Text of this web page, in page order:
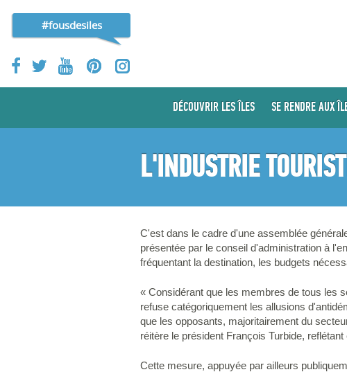
#fousdesiles
DÉCOUVRIR LES ÎLES SE RENDRE AUX
L'INDUSTRIE
C'est dans le cadre d'une assemblée
présentée par le conseil d'administration à
fréquentant la destination, les budgets
« Considérant que les membres de tous les
refuse catégoriquement les allusions
que les opposants, majoritairement du
réitère le président François Turbide,
Cette mesure, appuyée par ailleurs